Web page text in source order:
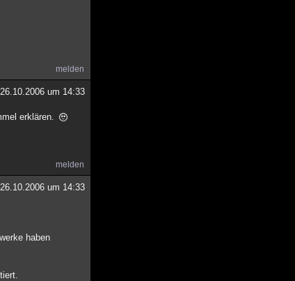
melden
26.10.2006 um 14:33
erklären.
melden
26.10.2006 um 14:33
haben